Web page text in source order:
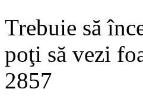
Trebuie să
poţi să vezi
2857